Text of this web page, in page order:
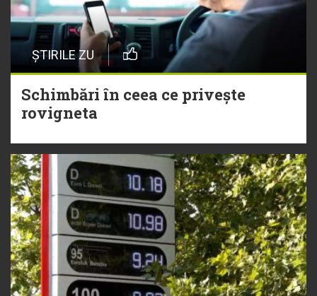
ȘTIRILE ZU
Schimbări în ceea ce privește
rovigneta